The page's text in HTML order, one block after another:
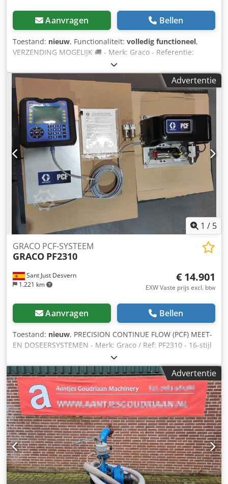
Aanvragen Bellen
Toestand: nieuw, Functionaliteit: volledig functioneel,
VERZENDING MOGELIJK 🚚 - Merk: Graco - Referentie:
224348 - UPC-code: 633955604346 - Algemene industrie -
Toepassing: Watergedragen, oplosmiddelhoudend, High
Solids, beitsen, vernis - Behuizing: roestvrij staal -
Maximaal debiet: 11,36 l/min bij 60 cycli - Maximale
werkdruk: 25 bar - Maximale luchtinlaatdruk: 12,41 bar -
Drukverhouding: 10:1 - Pneumatische zuigerpomp -
Maximale bedrijfstemperatuur: 82 °C - Nieuw product - 1
jaar garantie (behalve elektrische apparaten en producten
van andere fabrikanten) - Verzending of afhalen in de
winkel mogelijk - 21% btw niet inbegrepen - BTW
inbegrepen. Bedrijven die geregistreerd staan bij VIES of
een btw-nummer hebben, kunnen btw-vrije aankopen
aanvragen. - Douane- en tariefkosten zijn voor rekening
van de koper bij import (Incoterm: DAP) Dodpjwqfgdofx
Adwjkr
Advertentie
1 / 5
Sant Just Desvern
1.221 km
GRACO PCF-SYSTEEM
GRACO PF2310
€ 14.901
EXW Vaste prijs excl. btw
Aanvragen Bellen
Toestand: nieuw, PRECISION CONTINUE FLOW (PCF) MEET-
EN DOSEERSYSTEMEN - Merk: Graco / Ref: PF2310 - 16-stijl
100-240 VAC op een kar gemonteerd PCF-systeem met
kitregelaar, hoge-resolutiemeter en DeviceNet-
gebruikersinterface - Internationale verzending Dodpfxev
Tmfzo Adwokr - 1 jaar garantie
Advertentie